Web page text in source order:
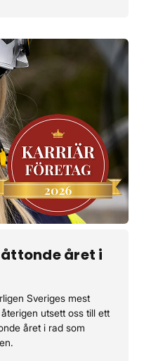
året i
Sveriges mest
utsett oss till ett
året i rad som